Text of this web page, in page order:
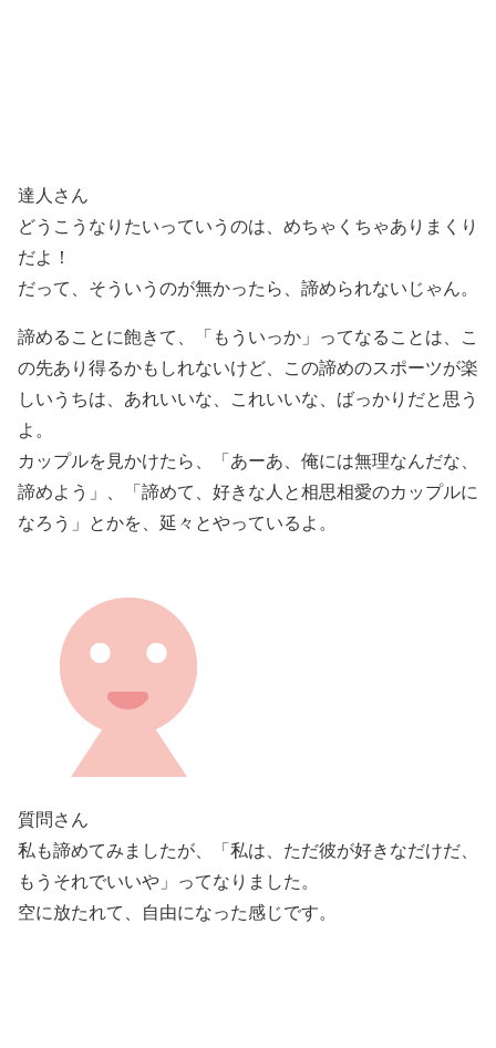
達人さん
どうこうなりたいっていうのは、めちゃくちゃありまくり
だよ！
だって、そういうのが無かったら、諦められないじゃん。
諦めることに飽きて、「もういっか」ってなることは、こ
の先あり得るかもしれないけど、この諦めのスポーツが楽
しいうちは、あれいいな、これいいな、ばっかりだと思う
よ。
カップルを見かけたら、「あーあ、俺には無理なんだな、
諦めよう」、「諦めて、好きな人と相思相愛のカップルに
なろう」とかを、延々とやっているよ。
質問さん
私も諦めてみましたが、「私は、ただ彼が好きなだけだ、
もうそれでいいや」ってなりました。
空に放たれて、自由になった感じです。